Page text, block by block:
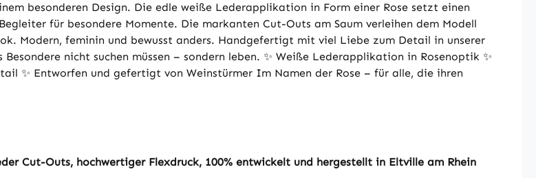
besonderen Design. Die edle weiße Lederapplikation in Form einer Rose setzt einen
für besondere Momente. Die markanten Cut-Outs am Saum verleihen dem Modell
Modern, feminin und bewusst anders. Handgefertigt mit viel Liebe zum Detail in unserer
nicht suchen müssen – sondern leben. ✨ Weiße Lederapplikation in Rosenoptik ✨
✨ Entworfen und gefertigt von Weinstürmer Im Namen der Rose – für alle, die ihren
Cut-Outs, hochwertiger Flexdruck, 100% entwickelt und hergestellt in Eltville am Rhein